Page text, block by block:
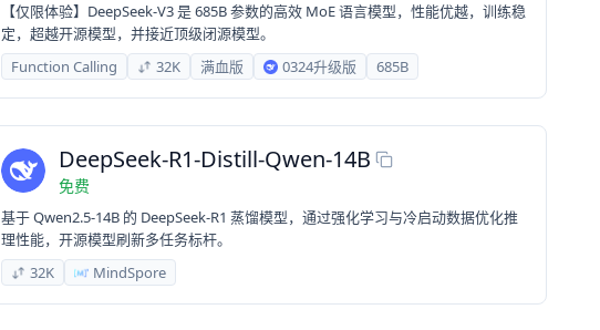
【仅限体验】DeepSeek-V3 是 685B 参数的高效 MoE 语言模型，性能优越，训练稳
定，超越开源模型，并接近顶级闭源模型。
Function Calling
32K 满血版 0324升级版 685B
DeepSeek-R1-Distill-Qwen-14B
免费
基于 Qwen2.5-14B 的 DeepSeek-R1 蒸馏模型，通过强化学习与冷启动数据优化推
理性能，开源模型刷新多任务标杆。
32K
MindSpore